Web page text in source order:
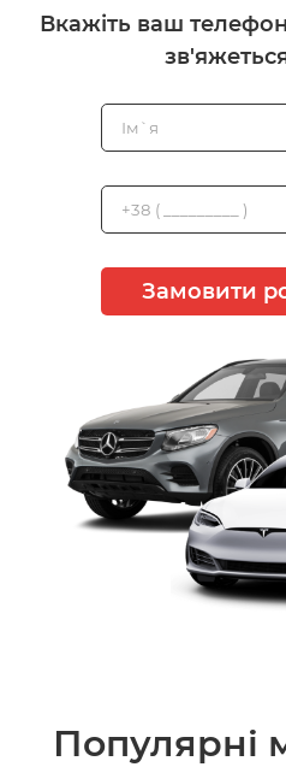
Вкажіть ваш
Замовити
Популярні